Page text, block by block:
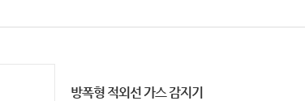
방폭형 적외선 가스 감지기